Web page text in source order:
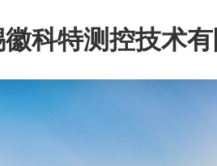
徽科特测控技术